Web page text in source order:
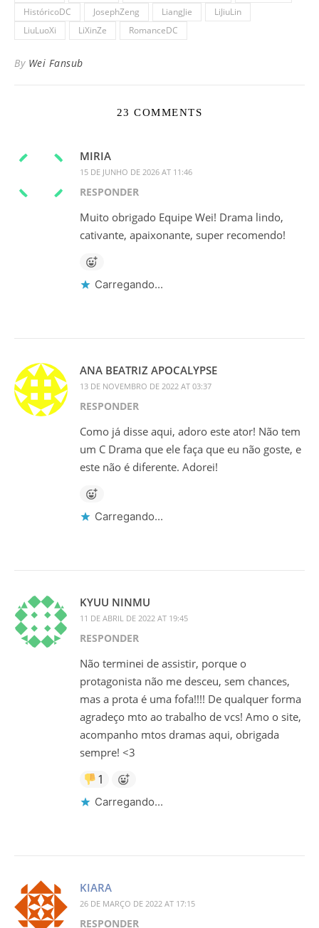
HistóricoDC JosephZeng LiangJie
LiJiuLin
LiuLuoXi
LiXinZe RomanceDC
By Wei Fansub
23 COMMENTS
MIRIA
15 DE JUNHO DE 2026 AT 11:46
RESPONDER
Muito obrigado Equipe Wei! Drama lindo,
cativante, apaixonante, super recomendo!
Carregando...
ANA BEATRIZ APOCALYPSE
13 DE NOVEMBRO DE 2022 AT 03:37
RESPONDER
Como já disse aqui, adoro este ator! Não tem
um C Drama que ele faça que eu não goste, e
este não é diferente. Adorei!
Carregando...
KYUU NINMU
11 DE ABRIL DE 2022 AT 19:45
RESPONDER
Não terminei de assistir, porque o
protagonista não me desceu, sem chances,
mas a prota é uma fofa!!!! De qualquer forma
agradeço mto ao trabalho de vcs! Amo o site,
acompanho mtos dramas aqui, obrigada
sempre! <3
1
Carregando...
KIARA
26 DE MARÇO DE 2022 AT 17:15
RESPONDER